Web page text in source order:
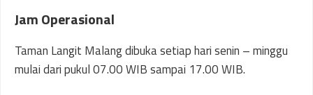
Jam Operasional
Taman Langit Malang dibuka setiap hari senin – minggu
mulai dari pukul 07.00 WIB sampai 17.00 WIB.